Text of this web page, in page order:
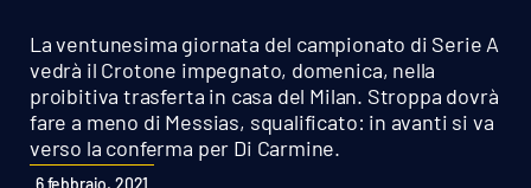
Sport
Cultura
La ventunesima giornata del campionato di Serie A
vedrà il Crotone impegnato, domenica, nella
proibitiva trasferta in casa del Milan. Stroppa dovrà
fare a meno di Messias, squalificato: in avanti si va
verso la conferma per Di Carmine.
6 febbraio, 2021